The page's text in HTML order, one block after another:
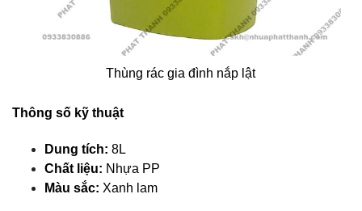
Thùng rác gia đình nắp lật
Thông số kỹ thuật
Dung tích: 8L
Chất liệu: Nhựa PP
Màu sắc: Xanh lam